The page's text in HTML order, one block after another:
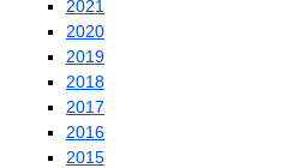
2021
2020
2019
2018
2017
2016
2015